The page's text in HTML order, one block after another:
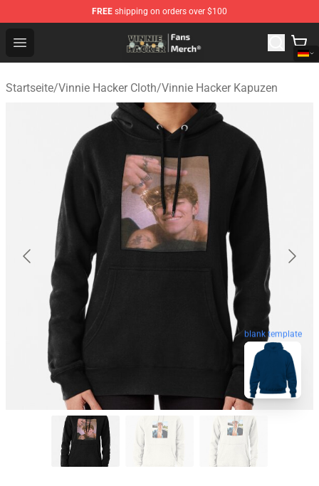
FREE shipping on orders over $100
Open menu
Vinnie Hacker Store - Official Vinnie Hacker Merchandise
Startseite/Vinnie Hacker Cloth/Vinnie Hacker Kapuzen
blank template